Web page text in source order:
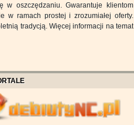
w oszczędzaniu. Gwarantuje klientom
w ramach prostej i zrozumiałej oferty.
tradycją. Więcej informacji na temat